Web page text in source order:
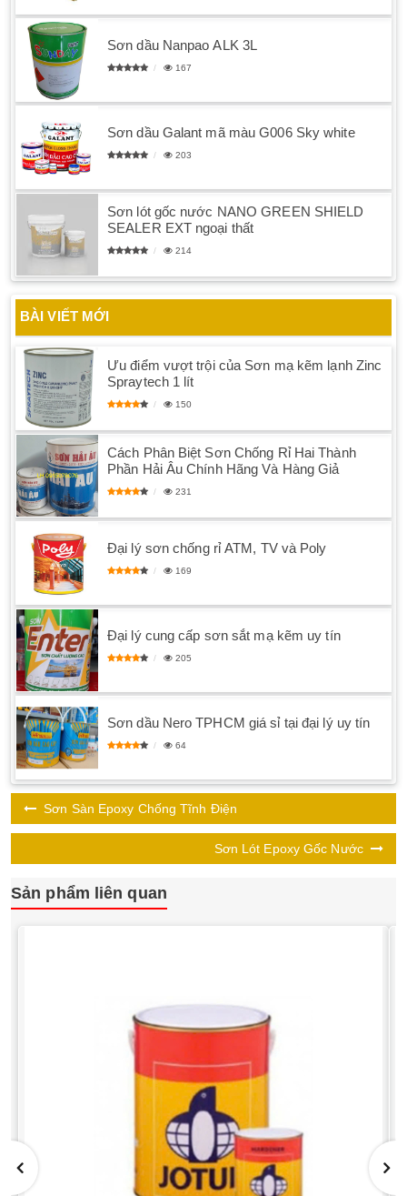
Sơn dầu Nanpao ALK 3L
167
Sơn dầu Galant mã màu G006 Sky white
203
Sơn lót gốc nước NANO GREEN SHIELD
SEALER EXT ngoại thất
214
BÀI VIẾT MỚI
Ưu điểm vượt trội của Sơn mạ kẽm lạnh Zinc
Spraytech 1 lít
150
Cách Phân Biệt Sơn Chống Rỉ Hai Thành
Phần Hải Âu Chính Hãng Và Hàng Giả
231
Đại lý sơn chống rỉ ATM, TV và Poly
169
Đại lý cung cấp sơn sắt mạ kẽm uy tín
205
Sơn dầu Nero TPHCM giá sỉ tại đại lý uy tín
64
Sơn Sàn Epoxy Chống Tĩnh Điện
Sơn Lót Epoxy Gốc Nước
Sản phẩm liên quan